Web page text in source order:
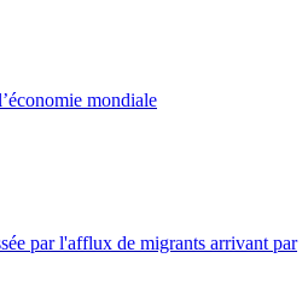
mondiale
par l'afflux de migrants arrivant par